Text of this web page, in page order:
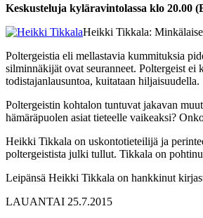
Keskusteluja kyläravintolassa klo 20.00
Heikki Tikkala:
Poltergeistia eli mellastavia kummituksia
silminnäkijät ovat seuranneet. Poltergeist
todistajanlausuntoa, kuitataan hiljaisuudella.
Poltergeistin kohtalon tuntuvat jakavan
hämäräpuolen asiat tieteelle vaikeaksi?
Heikki Tikkala on uskontotieteilijä ja
poltergeistista julki tullut. Tikkala on
Leipänsä Heikki Tikkala on hankkinut
LAUANTAI 25.7.2015